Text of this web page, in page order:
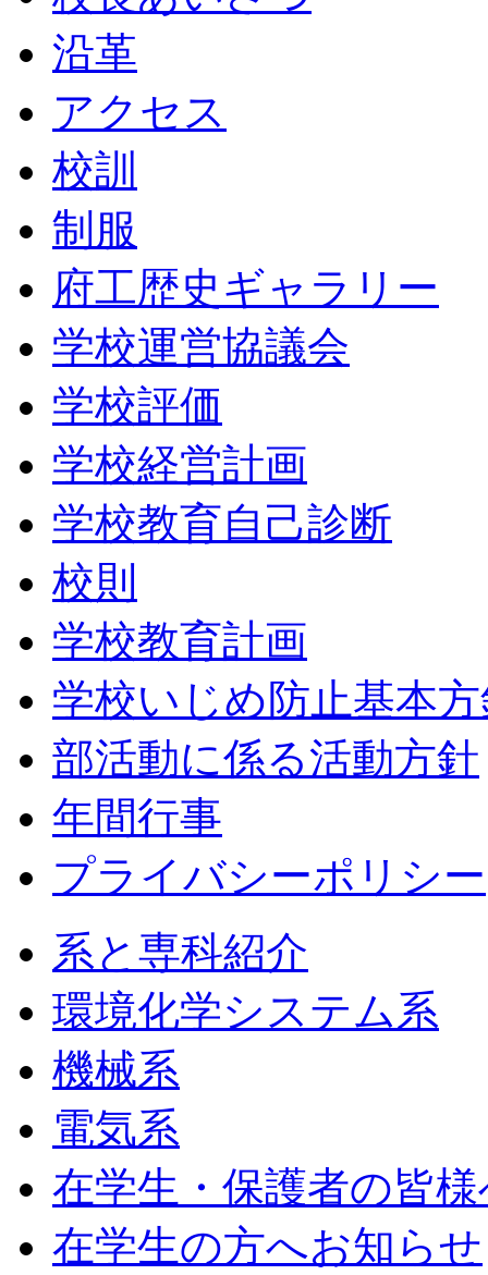
沿革
アクセス
校訓
制服
府工歴史ギャラリー
学校運営協議会
学校評価
学校経営計画
学校教育自己診断
校則
学校教育計画
学校いじめ防止基本
部活動に係る活動方針
年間行事
プライバシーポリシー
系と専科紹介
環境化学システム系
機械系
電気系
在学生・保護者の皆
在学生の方へお知らせ